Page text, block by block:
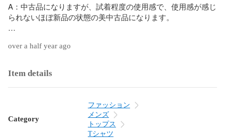
A：中古品になりますが、試着程度の使用感で、使用感が感じ
られないほぼ新品の状態の美中古品になります。
れやダメージも無く良好な状態の美中古品になります。
C：使用感のある中古品になります。
れ、ダメージの無い状態の中古品になります。
D：使用感の目立つ中古品になります。
全体的に使用感が目立ち、小さな汚れやダメージが見受けら
れる状態の中古品になります。
over a half year ago
Item details
Category
ファッション
メンズ
トップス
Tシャツ